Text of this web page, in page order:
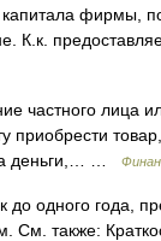
капитала фирмы,
К.к.
частного лица
приобрести
деньги,… …
одного года,
См. также: